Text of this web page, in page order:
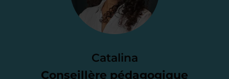
Catalina
Conseillère pédagogique
d’accompagnement
parfait. À partir de maintenant nous
nous occupons de tout.